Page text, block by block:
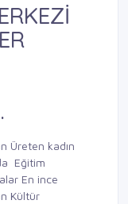
Üreten kadın
Eğitim
En ince
Kültür